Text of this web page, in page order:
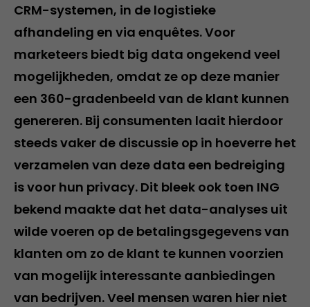
CRM-systemen, in de logistieke
afhandeling en via enquêtes. Voor
marketeers biedt big data ongekend veel
mogelijkheden, omdat ze op deze manier
een 360-gradenbeeld van de klant kunnen
genereren. Bij consumenten laait hierdoor
steeds vaker de discussie op in hoeverre het
verzamelen van deze data een bedreiging
is voor hun privacy. Dit bleek ook toen ING
bekend maakte dat het data-analyses uit
wilde voeren op de betalingsgegevens van
klanten om zo de klant te kunnen voorzien
van mogelijk interessante aanbiedingen
van bedrijven. Veel mensen waren hier niet